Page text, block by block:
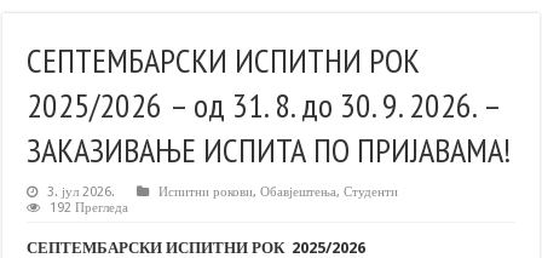
СЕПТЕМБАРСКИ ИСПИТНИ РОК
2025/2026 – од 31. 8. до 30. 9. 2026. –
ЗАКАЗИВАЊЕ ИСПИТА ПО ПРИЈАВАМА!
3. јул 2026. Испитни рокови,Обавјештења,Студенти
192 Прегледа
СЕПТЕМБАРСКИ ИСПИТНИ РОК 2025/2026